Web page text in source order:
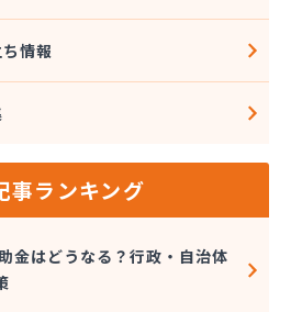
/
ス ガスカンパニー/
生SS/
情報
事ランキング
金はどうなる？行政・自治体